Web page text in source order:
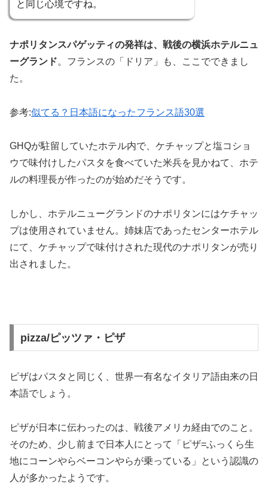
と同じ心境ですね。
ナポリタンスパゲッティの発祥は、戦後の横浜ホテルニュ
ーグランド。フランスの「ドリア」も、ここでできまし
た。
参考:似てる？日本語になったフランス語30選
GHQが駐留していたホテル内で、ケチャップと塩コショ
ウで味付けしたパスタを食べていた米兵を見かねて、ホテ
ルの料理長が作ったのが始めだそうです。
しかし、ホテルニューグランドのナポリタンにはケチャッ
プは使用されていません。姉妹店であったセンターホテル
にて、ケチャップで味付けされた現代のナポリタンが売り
出されました。
pizza/ピッツァ・ピザ
ピザはパスタと同じく、世界一有名なイタリア語由来の日
本語でしょう。
ピザが日本に伝わったのは、戦後アメリカ経由でのこと。
そのため、少し前まで日本人にとって「ピザ=ふっくら生
地にコーンやらベーコンやらが乗っている」という認識の
人が多かったようです。